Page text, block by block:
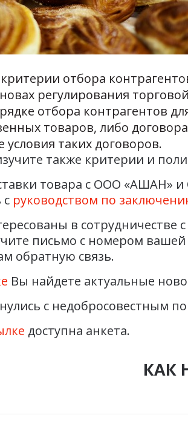
отбора
регулирования
отбора контрагентов
товаров, либо
таких договоров.
также критерии и
товара с ООО «АШАН»
с руководством по
в сотрудничестве
письмо с номером
обратную связь.
Вы найдете актуальные
с недобросовестным
доступна анкета.
КАК